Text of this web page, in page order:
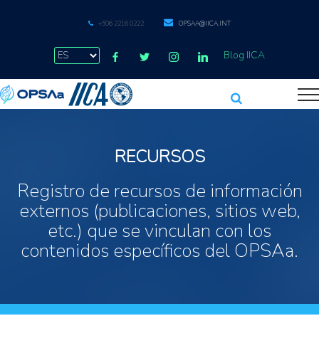
+506 2216 0222 OPSAA@IICA.INT
Blog IICA
RECURSOS
Registro de recursos de información
externos (publicaciones, sitios web,
etc.) que se vinculan con los
contenidos específicos del OPSAa.